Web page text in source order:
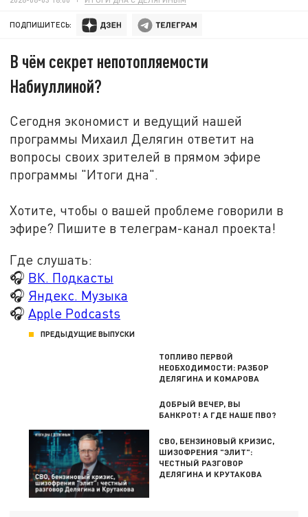
ПОДПИШИТЕСЬ:
В чём секрет непотопляемости
Набиуллиной?
Сегодня экономист и ведущий нашей
программы Михаил Делягин ответит на
вопросы своих зрителей в прямом эфире
программы "Итоги дна".
Хотите, чтобы о вашей проблеме говорили в
эфире? Пишите в телеграм-канал проекта!
Где слушать:
🎧 ВК. Подкасты
🎧 Яндекс. Музыка
🎧 Apple Podcasts
ПРЕДЫДУЩИЕ ВЫПУСКИ
ТОПЛИВО ПЕРВОЙ
НЕОБХОДИМОСТИ: РАЗБОР
ДЕЛЯГИНА И КОМАРОВА
ДОБРЫЙ ВЕЧЕР, ВЫ
БАНКРОТ! А ГДЕ НАШЕ ПВО?
СВО, БЕНЗИНОВЫЙ КРИЗИС,
ШИЗОФРЕНИЯ "ЭЛИТ":
ЧЕСТНЫЙ РАЗГОВОР
ДЕЛЯГИНА И КРУТАКОВА